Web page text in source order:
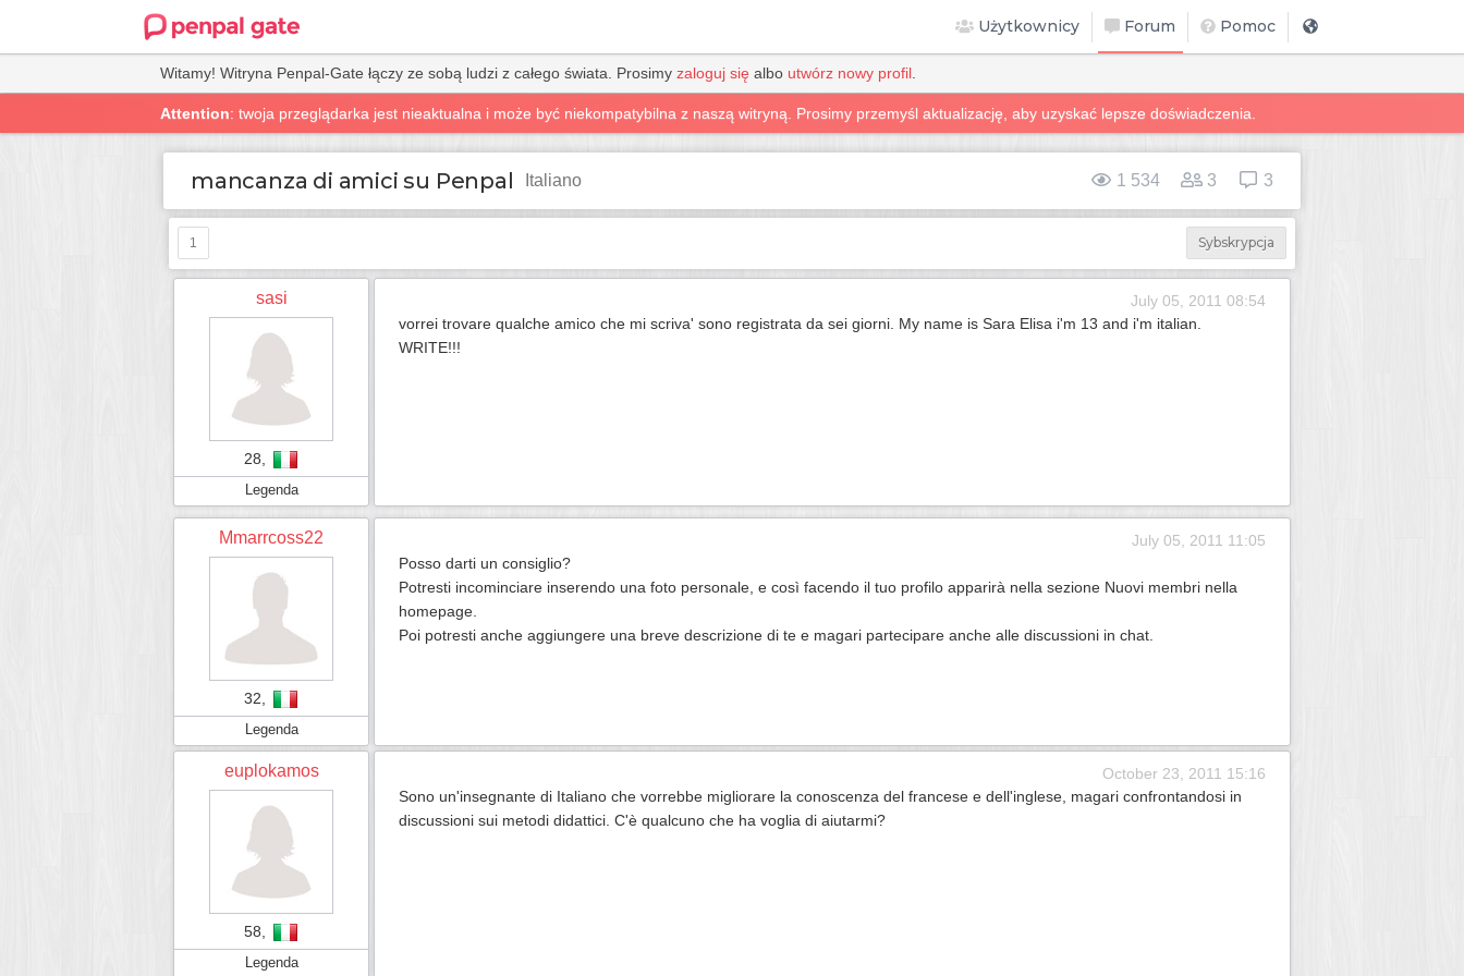
Użytkownicy Forum Pomoc
Witamy! Witryna Penpal-Gate łączy ze sobą ludzi z całego świata. Prosimy zaloguj się albo utwórz nowy profil
Attention: twoja przeglądarka jest nieaktualna i może być niekompatybilna z naszą witryną. Prosimy przemyśl aktualizację, aby uzyskać lepsze doświadczenia.
mancanza di amici su Penpal Italiano 1 534 3 3
Sybskrypcja
1
sasi
28,
Legenda
July 05, 2011 08:54
vorrei trovare qualche amico che mi scriva' sono registrata da sei giorni. My name is Sara Elisa i'm 13 and i'm italian.
WRITE!!!
Mmarrcoss22
32,
Legenda
July 05, 2011 11:05
Posso darti un consiglio?
Potresti incominciare inserendo una foto personale, e così facendo il tuo profilo apparirà nella sezione Nuovi membri nella
homepage.
Poi potresti anche aggiungere una breve descrizione di te e magari partecipare anche alle discussioni in chat.
euplokamos
58,
Legenda
October 23, 2011 15:16
Sono un'insegnante di Italiano che vorrebbe migliorare la conoscenza del francese e dell'inglese, magari confrontandosi in
discussioni sui metodi didattici. C'è qualcuno che ha voglia di aiutarmi?